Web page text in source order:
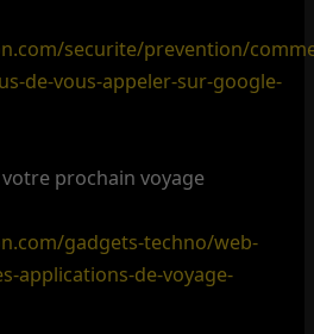
securite/prevention/
de-vous-appeler-sur-google-
prochain voyage
gadgets-techno/web-
applications-de-voyage-